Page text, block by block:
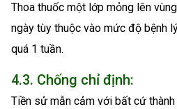
Thoa thuốc một lớp mỏng lên
ngày tùy thuộc vào mức độ bệnh
quá 1 tuần.
4.3. Chống chỉ định:
Tiền sử mẫn cảm với bất cứ